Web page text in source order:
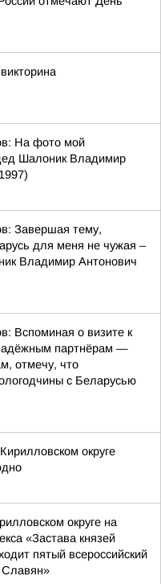
На фото мой
Шалоник Владимир
Завершая тему,
для меня не чужая –
Владимир Антонович
Вспоминая о визите к
партнёрам —
отмечу, что
с Беларусью
округе
округе на
«Застава князей
пятый всероссийский